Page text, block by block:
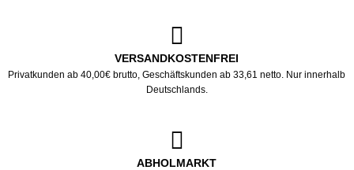
VERSANDKOSTENFREI
Privatkunden ab 40,00€ brutto, Geschäftskunden ab 33,61 netto. Nur innerhalb
Deutschlands.
ABHOLMARKT